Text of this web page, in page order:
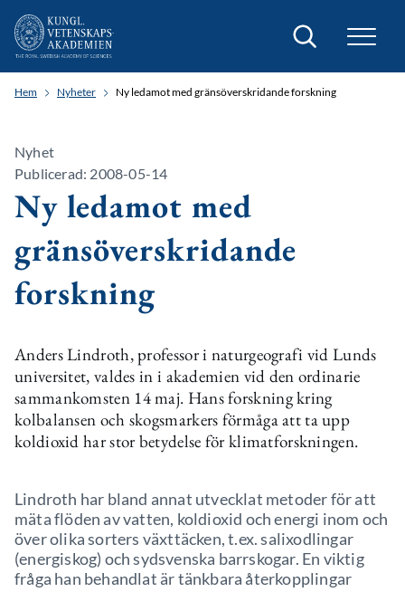
Sök
Hem Nyheter Ny ledamot med gränsöverskridande forskning
Nyhet
Publicerad: 2008-05-14
Ny ledamot med
gränsöverskridande
forskning
Anders Lindroth, professor i naturgeografi vid Lunds
universitet, valdes in i akademien vid den ordinarie
sammankomsten 14 maj. Hans forskning kring
kolbalansen och skogsmarkers förmåga att ta upp
koldioxid har stor betydelse för klimatforskningen.
Lindroth har bland annat utvecklat metoder för att
mäta flöden av vatten, koldioxid och energi inom och
över olika sorters växttäcken, t.ex. salixodlingar
(energiskog) och sydsvenska barrskogar. En viktig
fråga han behandlat är tänkbara återkopplingar